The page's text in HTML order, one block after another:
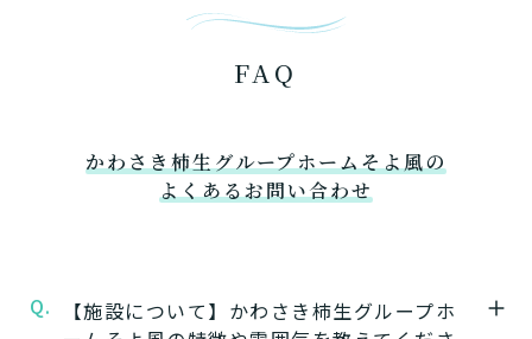
FAQ
かわさき柿生グループホームそよ風の
よくあるお問い合わせ
Q.
【施設について】かわさき柿生グループホ